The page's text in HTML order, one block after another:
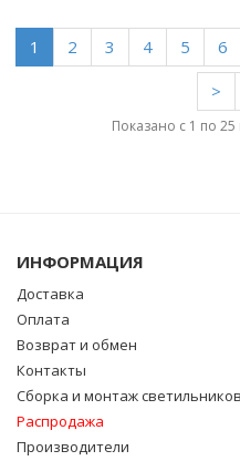
1 2 3 4 5 6
>
Показано с 1 по 25
ИНФОРМАЦИЯ
Доставка
Оплата
Возврат и обмен
Контакты
Сборка и монтаж светильников
Распродажа
Производители